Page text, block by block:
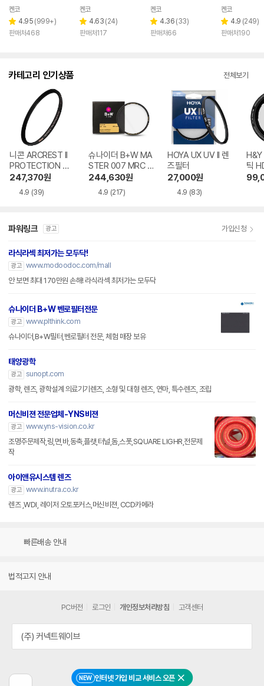
NEW 인터넷 가입 비교 서비스 오픈 닫기
켄코
별
점
4.95 리
뷰
(999+)
판매처468
켄코
별
점
4.63 리
뷰
(24)
판매처117
켄코
별
점
4.36 리
뷰
(33)
판매처66
켄코
별
점
4.9 리
뷰
(249)
판매처190
카테고리 인기상품 전체보기
니콘 ARCREST II
PROTECTION 렌
즈필터
247,370원
4.9 (39)
슈나이더 B+W MA
STER 007 MRC N
ano Clear 렌즈필
244,630원
4.9 (217)
HOYA UX UV II 렌
즈필터
27,000원
4.9 (83)
H&Y
틱
렌즈
파워링크 광고 가입신청
라식라섹 최저가는 모두닥!
광고 www.modoodoc.com/mall
안 보면 최대 170만원 손해! 라식라섹 최저가는 모두닥
슈나이더 B+W 벤로필터전문
광고 www.plthink.com
슈나이더,B+W필터,벤로필터 전문, 체험 매장 보유
태양광학
광고 sunopt.com
광학, 렌즈, 광학설계 의료기기렌즈, 소형 및 대형 렌즈, 연마, 특수렌즈, 조립
머신비젼 전문업체-YNS비젼
광고 www.yns-vision.co.kr
조명주문제작,링,면,바,동축,플랫,터널,돔,스폿,SQUARE LIGHR,전문제
작
아이앤유시스템 렌즈
광고 www.inutra.co.kr
렌즈 ,WDI, 레이저 오토포커스,머신비젼, CCD카메라
빠른배송 안내
법적고지 안내
PC버전 로그인 개인정보처리방침 고객센터
(주) 커넥트웨이브